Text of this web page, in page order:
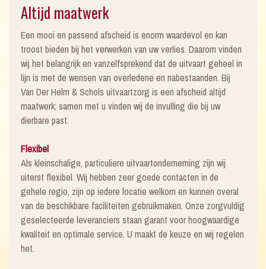
Altijd maatwerk
Een mooi en passend afscheid is enorm waardevol en kan
troost bieden bij het verwerken van uw verlies. Daarom vinden
wij het belangrijk en vanzelfsprekend dat de uitvaart geheel in
lijn is met de wensen van overledene en nabestaanden. Bij
Van Der Helm & Schols uitvaartzorg is een afscheid altijd
maatwerk; samen met u vinden wij de invulling die bij uw
dierbare past.
Flexibel
Als kleinschalige, particuliere uitvaartonderneming zijn wij
uiterst flexibel. Wij hebben zeer goede contacten in de
gehele regio, zijn op iedere locatie welkom en kunnen overal
van de beschikbare faciliteiten gebruikmaken. Onze zorgvuldig
geselecteerde leveranciers staan garant voor hoogwaardige
kwaliteit en optimale service. U maakt de keuze en wij regelen
het.